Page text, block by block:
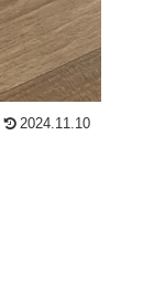
2024.11.10